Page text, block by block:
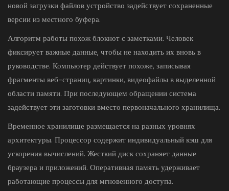
новой загрузки файлов устройство задействует сохраненные
версии из местного буфера.
Алгоритм работы похож блокнот с заметками. Человек
фиксирует важные данные, чтобы не находить их вновь в
руководстве. Компьютер действует похоже, записывая
фрагменты веб-страниц, картинки, видеофайлы в выделенной
области памяти. При последующем обращении система
задействует эти заготовки вместо первоначального хранилища.
Временное хранилище размещается на разных уровнях
архитектуры. Процессор содержит индивидуальный кэш для
ускорения вычислений. Жесткий диск сохраняет данные
браузера и приложений. Оперативная память удерживает
работающие процессы для мгновенного доступа.